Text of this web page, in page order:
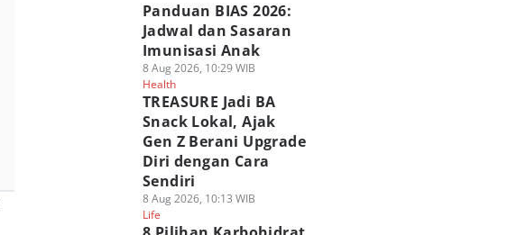
Panduan BIAS 2026:
Jadwal dan Sasaran
Imunisasi Anak
8 Aug 2026, 10:29 WIB
Health
TREASURE Jadi BA
Snack Lokal, Ajak
Gen Z Berani Upgrade
Diri dengan Cara
Sendiri
8 Aug 2026, 10:13 WIB
Life